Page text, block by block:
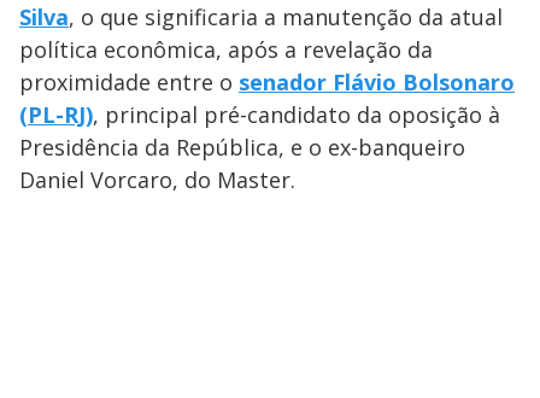
Silva, o que significaria a manutenção da atual
política econômica, após a revelação da
proximidade entre o senador Flávio Bolsonaro
(PL-RJ), principal pré-candidato da oposição à
Presidência da República, e o ex-banqueiro
Daniel Vorcaro, do Master.